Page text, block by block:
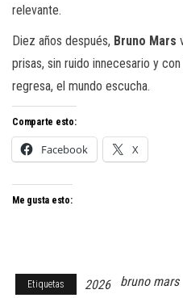
relevante.
Diez años después, Bruno Mars
prisas, sin ruido innecesario y
regresa, el mundo escucha.
Comparte esto:
Facebook X
Me gusta esto:
Etiquetas 2026 bruno mars